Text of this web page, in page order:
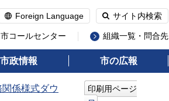
Foreign Language サイト内検索
コールセンター 組織一覧・問合先
市政情報 市の広報
関係様式ダウ 印刷用ページ